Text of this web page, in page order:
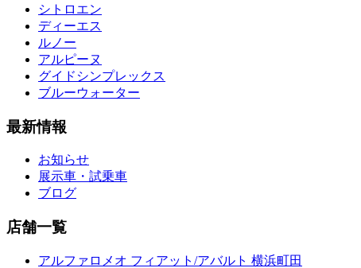
シトロエン
ディーエス
ルノー
アルピーヌ
グイドシンプレックス
ブルーウォーター
最新情報
お知らせ
展示車・試乗車
ブログ
店舗一覧
アルファロメオ フィアット/アバルト 横浜町田